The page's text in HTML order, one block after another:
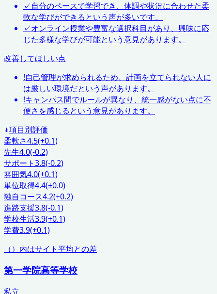
✓自分のペースで学習でき、体調や状況に合わせた柔
軟な学びができるという声が多いです。
✓オンライン授業や豊富な選択科目があり、興味に応
じた多様な学びが可能という意見があります。
改善してほしい点
!自己管理が求められるため、計画を立てられない人に
は厳しい環境だという声があります。
!キャンパス間でルールが異なり、統一感がない点に不
便さを感じるという意見があります。
項目別評価
柔軟さ4.5(+0.1)
先生4.0(-0.2)
サポート3.8(-0.2)
雰囲気4.0(+0.1)
単位取得4.4(±0.0)
独自コース4.2(+0.2)
進路支援3.8(-0.1)
学校生活3.9(+0.1)
学費3.9(+0.1)
（）内はサイト平均との差
第一学院高等学校
私立